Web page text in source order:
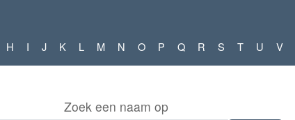
H I J K L M N O P Q R S T U V
Zoek een naam op